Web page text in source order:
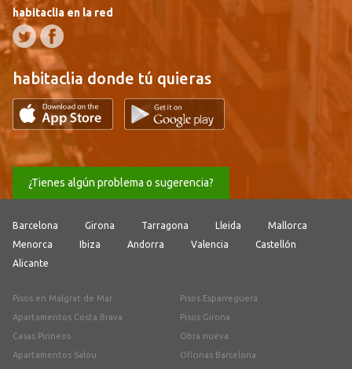
habitaclia en la red
habitaclia donde tú quieras
¿Tienes algún problema o sugerencia?
Barcelona Girona Tarragona Lleida
Mallorca
Menorca
Ibiza Andorra Valencia
Castellón
Alicante
Pisos en Malgrat de Mar
Apartamentos Costa Brava
Casas Pirineos
Apartamentos Salou
Pisos Esparreguera
Pisos Girona
Obra nueva
Oficinas Barcelona